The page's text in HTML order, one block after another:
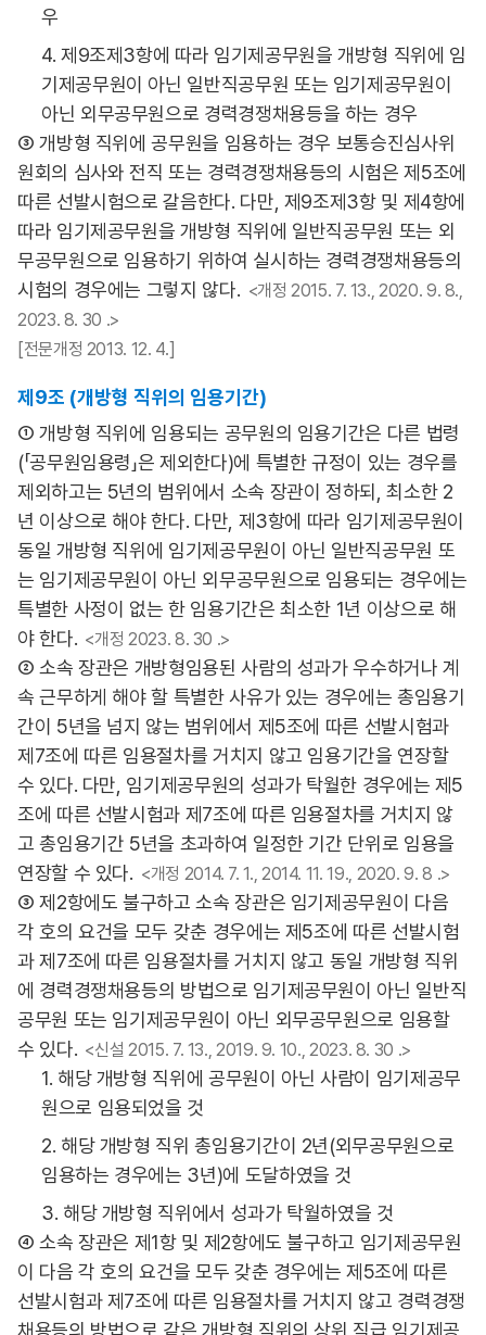
우
4. 제9조제3항에 따라 임기제공무원을 개방형 직위에 임
기제공무원이 아닌 일반직공무원 또는 임기제공무원이
아닌 외무공무원으로 경력경쟁채용등을 하는 경우
③ 개방형 직위에 공무원을 임용하는 경우 보통승진심사위
원회의 심사와 전직 또는 경력경쟁채용등의 시험은 제5조에
따른 선발시험으로 갈음한다. 다만, 제9조제3항 및 제4항에
따라 임기제공무원을 개방형 직위에 일반직공무원 또는 외
무공무원으로 임용하기 위하여 실시하는 경력경쟁채용등의
시험의 경우에는 그렇지 않다. <개정 2015. 7. 13., 2020. 9. 8.,
2023. 8. 30 .>
[전문개정 2013. 12. 4.]
제9조 (개방형 직위의 임용기간)
① 개방형 직위에 임용되는 공무원의 임용기간은 다른 법령
(「공무원임용령」은 제외한다)에 특별한 규정이 있는 경우를
제외하고는 5년의 범위에서 소속 장관이 정하되, 최소한 2
년 이상으로 해야 한다. 다만, 제3항에 따라 임기제공무원이
동일 개방형 직위에 임기제공무원이 아닌 일반직공무원 또
는 임기제공무원이 아닌 외무공무원으로 임용되는 경우에는
특별한 사정이 없는 한 임용기간은 최소한 1년 이상으로 해
야 한다. <개정 2023. 8. 30 .>
② 소속 장관은 개방형임용된 사람의 성과가 우수하거나 계
속 근무하게 해야 할 특별한 사유가 있는 경우에는 총임용기
간이 5년을 넘지 않는 범위에서 제5조에 따른 선발시험과
제7조에 따른 임용절차를 거치지 않고 임용기간을 연장할
수 있다. 다만, 임기제공무원의 성과가 탁월한 경우에는 제5
조에 따른 선발시험과 제7조에 따른 임용절차를 거치지 않
고 총임용기간 5년을 초과하여 일정한 기간 단위로 임용을
연장할 수 있다. <개정 2014. 7. 1., 2014. 11. 19., 2020. 9. 8 .>
③ 제2항에도 불구하고 소속 장관은 임기제공무원이 다음
각 호의 요건을 모두 갖춘 경우에는 제5조에 따른 선발시험
과 제7조에 따른 임용절차를 거치지 않고 동일 개방형 직위
에 경력경쟁채용등의 방법으로 임기제공무원이 아닌 일반직
공무원 또는 임기제공무원이 아닌 외무공무원으로 임용할
수 있다. <신설 2015. 7. 13., 2019. 9. 10., 2023. 8. 30 .>
1. 해당 개방형 직위에 공무원이 아닌 사람이 임기제공무
원으로 임용되었을 것
2. 해당 개방형 직위 총임용기간이 2년(외무공무원으로
임용하는 경우에는 3년)에 도달하였을 것
3. 해당 개방형 직위에서 성과가 탁월하였을 것
④ 소속 장관은 제1항 및 제2항에도 불구하고 임기제공무원
이 다음 각 호의 요건을 모두 갖춘 경우에는 제5조에 따른
선발시험과 제7조에 따른 임용절차를 거치지 않고 경력경쟁
채용등의 방법으로 같은 개방형 직위의 상위 직급 임기제공